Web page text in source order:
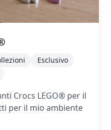
Esclusivo
Crocs LEGO® per il
per il mio ambiente